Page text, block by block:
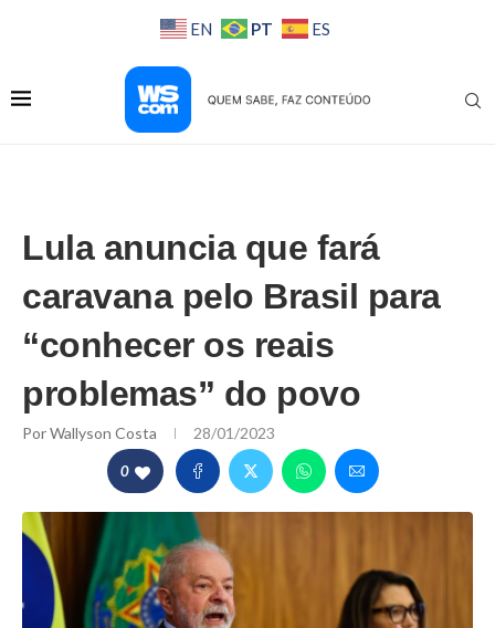
EN PT ES
Lula anuncia que fará
caravana pelo Brasil para
“conhecer os reais
problemas” do povo
PorWallyson Costa 28/01/2023
0